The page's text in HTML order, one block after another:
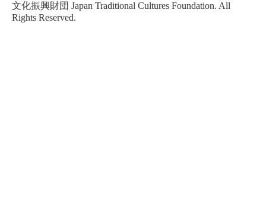
文化振興財団 Japan Traditional Cultures Foundation. All
Rights Reserved.